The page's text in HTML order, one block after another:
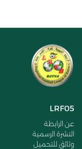
LRF05
عن الرابطة
النشرة الرسمية
وثائق للتحميل